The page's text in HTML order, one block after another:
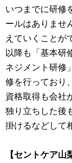
いつまでに研修
ールはありませ
えていくことが
以降も「基本研
ネジメント研修
修を行っており
資格取得も会社
独り立ちした後
掛けるなどして
【セントケア山